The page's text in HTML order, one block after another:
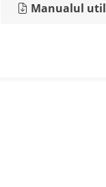
Manualul